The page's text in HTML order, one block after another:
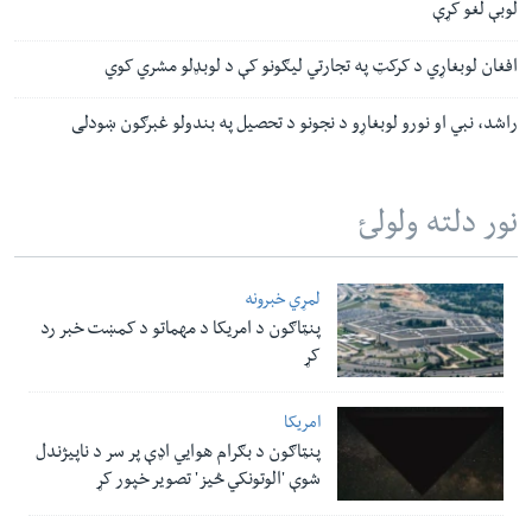
لوبې لغو کړې
افغان لوبغاړي د کرکټ په تجارتي لیګونو کې د لوبډلو مشري کوي
راشد، نبي او نورو لوبغاړو د نجونو د تحصیل په بندولو غبرګون ښودلی
نور دلته ولولئ
لمړي خبرونه
پنټاګون د امریکا د مهماتو د کمښت خبر رد
کړ
امریکا
پنټاګون د بګرام هوایي اډې پر سر د ناپيژندل
شوې 'الوتونکي څيز' تصویر خپور کړ